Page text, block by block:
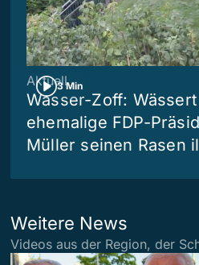
3 Min
Aktuell
Wasser-Zoff:
ehemalige FDP-
Müller seinen Rasen
Weitere News
Videos aus der Region, der